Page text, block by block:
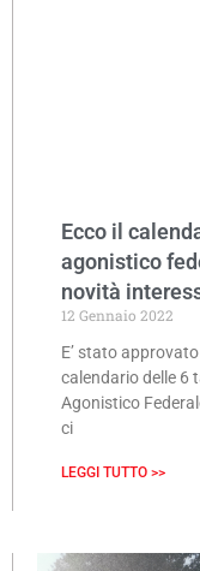
Ecco il
agonistico
novità
12 Gennaio 2022
E’ stato
calendario delle 6
Agonistico
ci
LEGGI TUTTO >>